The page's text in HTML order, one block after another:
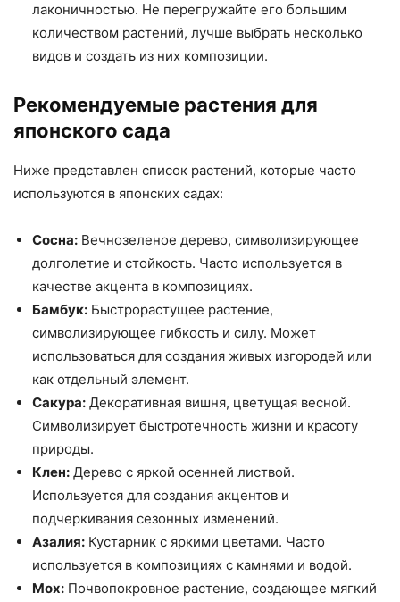
лаконичностью. Не перегружайте его большим
количеством растений, лучше выбрать несколько
видов и создать из них композиции.
Рекомендуемые растения для
японского сада
Ниже представлен список растений, которые часто
используются в японских садах:
Сосна: Вечнозеленое дерево, символизирующее
долголетие и стойкость. Часто используется в
качестве акцента в композициях.
Бамбук: Быстрорастущее растение,
символизирующее гибкость и силу. Может
использоваться для создания живых изгородей или
как отдельный элемент.
Сакура: Декоративная вишня, цветущая весной.
Символизирует быстротечность жизни и красоту
природы.
Клен: Дерево с яркой осенней листвой.
Используется для создания акцентов и
подчеркивания сезонных изменений.
Азалия: Кустарник с яркими цветами. Часто
используется в композициях с камнями и водой.
Мох: Почвопокровное растение, создающее мягкий